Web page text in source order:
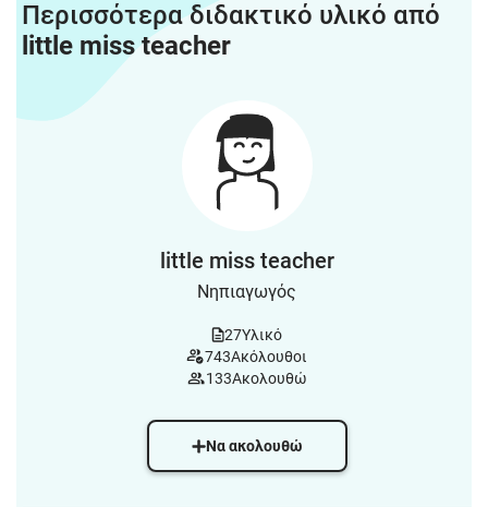
Περισσότερα διδακτικό υλικό από
little miss teacher
little miss teacher
Νηπιαγωγός
27Υλικό
743Ακόλουθοι
133Ακολουθώ
Να ακολουθώ